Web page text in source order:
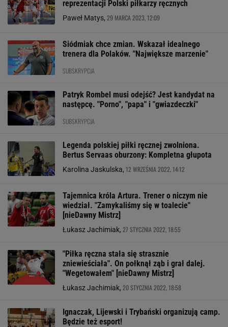
reprezentacji Polski piłkarzy ręcznych
Paweł Matys, 29 MARCA 2023, 12:09
Siódmiak chce zmian. Wskazał idealnego
trenera dla Polaków. "Największe marzenie"
SUBSKRYPCJA
Patryk Rombel musi odejść? Jest kandydat na
następcę. "Porno", "papa" i "gwiazdeczki"
SUBSKRYPCJA
Legenda polskiej piłki ręcznej zwolniona.
Bertus Servaas oburzony: Kompletna głupota
Karolina Jaskulska, 12 WRZEŚNIA 2022, 14:12
Tajemnica króla Artura. Trener o niczym nie
wiedział. "Zamykaliśmy się w toalecie"
[nieDawny Mistrz]
Łukasz Jachimiak, 27 STYCZNIA 2022, 18:55
"Piłka ręczna stała się strasznie
zniewieściała". On połknął ząb i grał dalej.
"Wegetowałem" [nieDawny Mistrz]
Łukasz Jachimiak, 20 STYCZNIA 2022, 18:58
Ignaczak, Lijewski i Trybański organizują camp.
Będzie też esport!